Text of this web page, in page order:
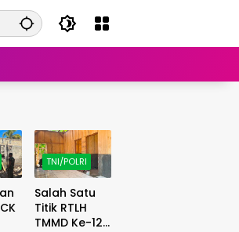
TNI/POLRI
Salah Satu
Titik RTLH
TMMD Ke-129